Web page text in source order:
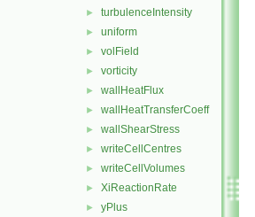
► turbulenceIntensity
► uniform
► volField
► vorticity
► wallHeatFlux
► wallHeatTransferCoeff
► wallShearStress
► writeCellCentres
► writeCellVolumes
► XiReactionRate
► yPlus